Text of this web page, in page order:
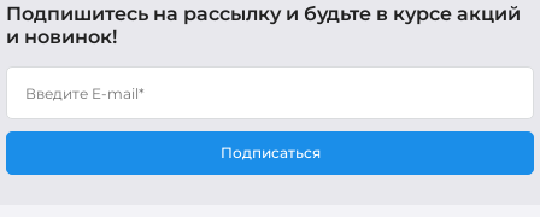
Подпишитесь на рассылку и будьте в курсе акций
и новинок!
Подписаться